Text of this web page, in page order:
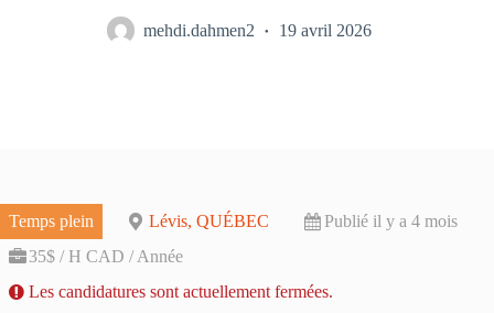
mehdi.dahmen2 19 avril 2026
Temps plein Lévis, QUÉBEC
Publié il y a 4 mois
35$ / H CAD / Année
Les candidatures sont actuellement fermées.